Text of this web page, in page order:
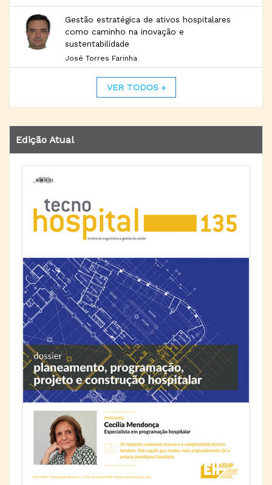
Gestão estratégica de ativos hospitalares
como caminho na inovação e
sustentabilidade
José Torres Farinha
VER TODOS »
Edição Atual